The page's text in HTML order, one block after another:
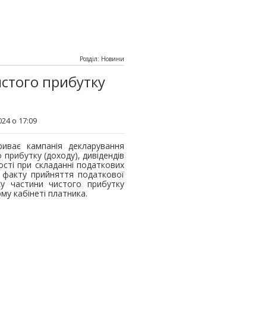
прибутку
о 17:09
Розділ: Новини
кампанія декларування
(доходу), дивідендів
при складанні податкових
прийняття податкової
частини чистого прибутку
кабінеті платника.